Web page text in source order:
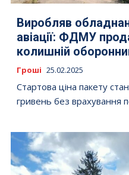
Виробляв
авіації: ФДМУ
колишній
Гроші 25.02.2025
Стартова ціна пакету
гривень без врахування